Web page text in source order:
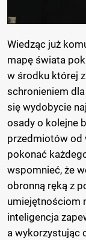
Wiedząc już
mapę świata
w środku której
schronieniem
się wydobycie
osady o kolejne
przedmiotów od
pokonać
wspomnieć, że
obronną ręką z
umiejętnościom
inteligencja
a wykorzystując